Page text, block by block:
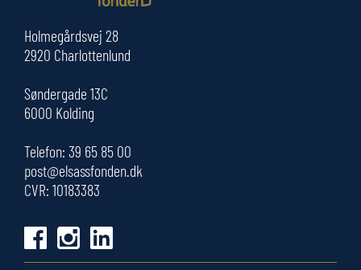
Holmegårdsvej 28
2920 Charlottenlund
Søndergade 13C
6000 Kolding
Telefon: 39 65 85 00
post@elsassfonden.dk
CVR: 10183383